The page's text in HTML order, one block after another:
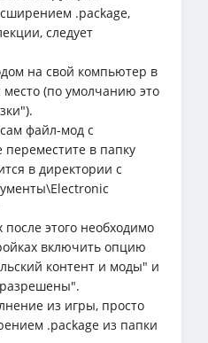
.package,
следует
на свой компьютер в
(по умолчанию это
файл-мод с
в папку
в директории с
этого необходимо
включить опцию
контент и моды" и
из игры, просто
.package из папки